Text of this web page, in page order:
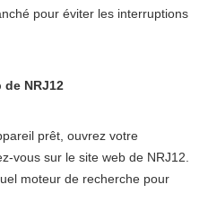
pour éviter les interruptions
de NRJ12
prêt, ouvrez votre
vous sur le site web de NRJ12.
moteur de recherche pour